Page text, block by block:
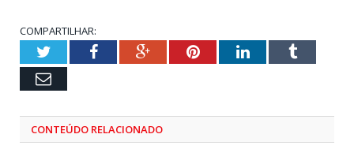
COMPARTILHAR:
TwitterFacebookGoogle+PinterestLinkedInTumblr
Email
CONTEÚDO RELACIONADO